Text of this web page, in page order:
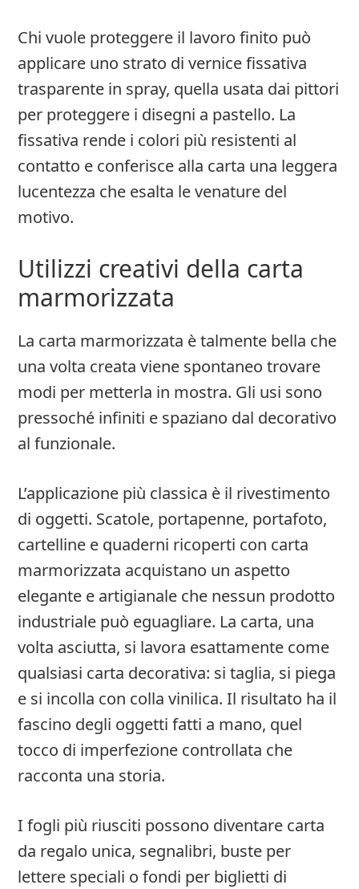
Chi vuole proteggere il lavoro finito può
applicare uno strato di vernice fissativa
trasparente in spray, quella usata dai pittori
per proteggere i disegni a pastello. La
fissativa rende i colori più resistenti al
contatto e conferisce alla carta una leggera
lucentezza che esalta le venature del
motivo.
Utilizzi creativi della carta
marmorizzata
La carta marmorizzata è talmente bella che
una volta creata viene spontaneo trovare
modi per metterla in mostra. Gli usi sono
pressoché infiniti e spaziano dal decorativo
al funzionale.
L’applicazione più classica è il rivestimento
di oggetti. Scatole, portapenne, portafoto,
cartelline e quaderni ricoperti con carta
marmorizzata acquistano un aspetto
elegante e artigianale che nessun prodotto
industriale può eguagliare. La carta, una
volta asciutta, si lavora esattamente come
qualsiasi carta decorativa: si taglia, si piega
e si incolla con colla vinilica. Il risultato ha il
fascino degli oggetti fatti a mano, quel
tocco di imperfezione controllata che
racconta una storia.
I fogli più riusciti possono diventare carta
da regalo unica, segnalibri, buste per
lettere speciali o fondi per biglietti di